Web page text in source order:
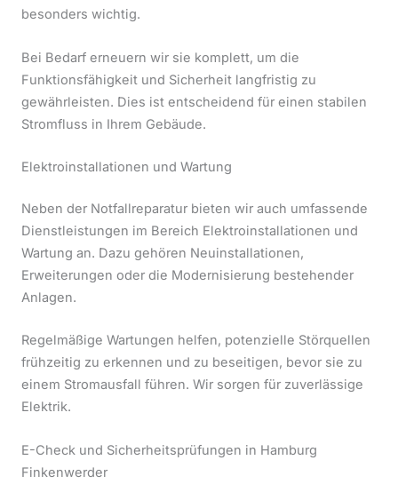
besonders wichtig.
Bei Bedarf erneuern wir sie komplett, um die
Funktionsfähigkeit und Sicherheit langfristig zu
gewährleisten. Dies ist entscheidend für einen stabilen
Stromfluss in Ihrem Gebäude.
Elektroinstallationen und Wartung
Neben der Notfallreparatur bieten wir auch umfassende
Dienstleistungen im Bereich Elektroinstallationen und
Wartung an. Dazu gehören Neuinstallationen,
Erweiterungen oder die Modernisierung bestehender
Anlagen.
Regelmäßige Wartungen helfen, potenzielle Störquellen
frühzeitig zu erkennen und zu beseitigen, bevor sie zu
einem Stromausfall führen. Wir sorgen für zuverlässige
Elektrik.
E-Check und Sicherheitsprüfungen in Hamburg
Finkenwerder